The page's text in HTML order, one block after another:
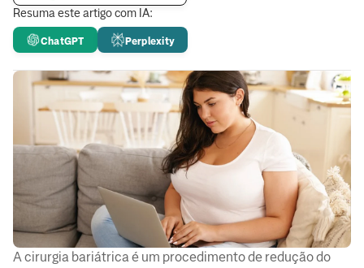
Resuma este artigo com IA:
ChatGPT Perplexity
A cirurgia bariátrica é um procedimento de redução do